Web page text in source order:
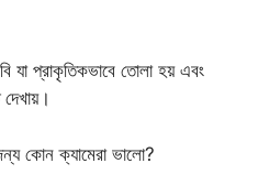
প্রাকৃতিকভাবে তোলা হয় এবং
কোন ক্যামেরা ভালো?